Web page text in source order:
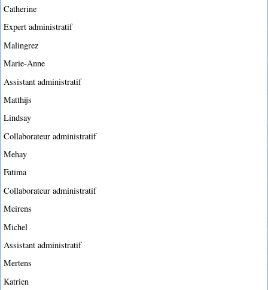
Catherine
Expert administratif
Malingrez
Marie-Anne
Assistant administratif
Matthijs
Lindsay
Collaborateur administratif
Mehay
Fatima
Collaborateur administratif
Meirens
Michel
Assistant administratif
Mertens
Katrien